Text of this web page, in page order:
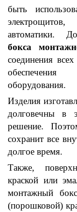
быть
электрощитов
автоматики.
бокса
соединения
оборудования.
Изделия
долговечны в
решение.
сохранит все
долгое время.
Также,
краской или
монтажный
(порошковой)